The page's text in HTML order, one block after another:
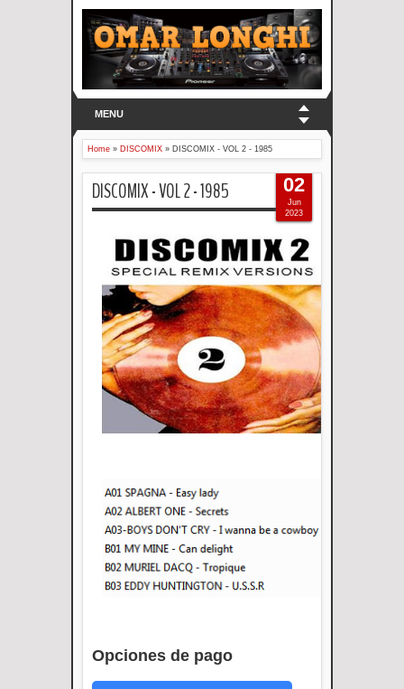
MENU
Home » DISCOMIX » DISCOMIX - VOL 2 - 1985
DISCOMIX - VOL 2 - 1985
Opciones de pago
02
Jun
2023